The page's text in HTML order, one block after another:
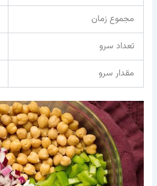
مجموع زمان
تعداد سرو
مقدار سرو